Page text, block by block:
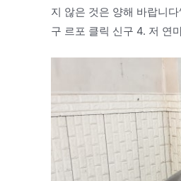
지 않은 것은 양해 바랍니
구 르포 클릭 신구 4. 저 연